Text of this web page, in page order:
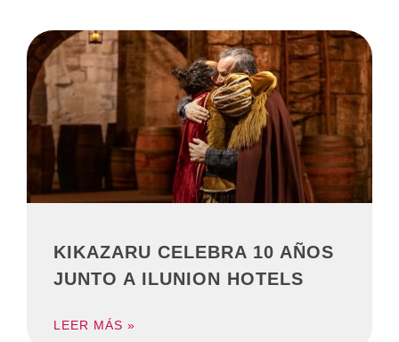
KIKAZARU CELEBRA 10 AÑOS
JUNTO A ILUNION HOTELS
LEER MÁS »